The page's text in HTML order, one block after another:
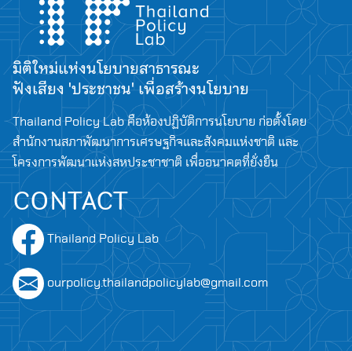
Search
for:
มิติใหม่แห่งนโยบายสาธารณะ
ฟังเสียง 'ประชาชน' เพื่อสร้างนโยบาย
Thailand Policy Lab คือห้องปฏิบัติการนโยบาย ก่อตั้งโดย
สำนักงานสภาพัฒนาการเศรษฐกิจและสังคมแห่งชาติ และ
โครงการพัฒนาแห่งสหประชาชาติ เพื่ออนาคตที่ยั่งยืน
CONTACT
Thailand Policy Lab
ourpolicy.thailandpolicylab@gmail.com